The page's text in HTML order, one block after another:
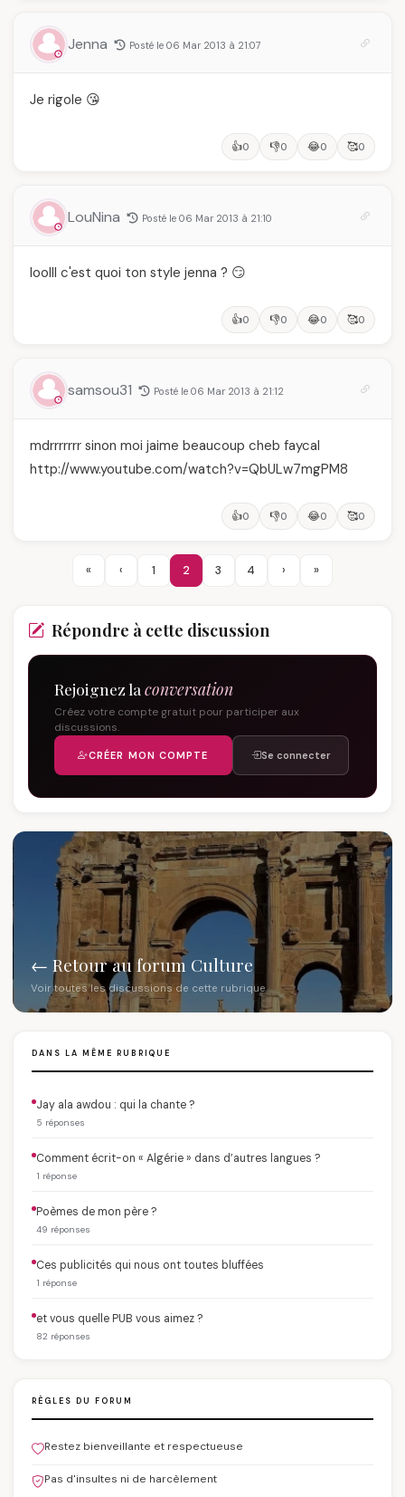
Jenna Posté le 06 Mar 2013 à 21:07
Je rigole 😘
👍0 👎0 😂0 🥰0
LouNina Posté le 06 Mar 2013 à 21:10
loolll c'est quoi ton style jenna ? 😏
👍0 👎0 😂0 🥰0
samsou31 Posté le 06 Mar 2013 à 21:12
mdrrrrrrr sinon moi jaime beaucoup cheb faycal
http://www.youtube.com/watch?v=QbULw7mgPM8
👍0 👎0 😂0 🥰0
« ‹ 1 2 3 4 › »
Répondre à cette discussion
Rejoignez la conversation
Créez votre compte gratuit pour participer aux
discussions.
CRÉER MON COMPTE Se connecter
← Retour au forum Culture
Voir toutes les discussions de cette rubrique
DANS LA MÊME RUBRIQUE
Jay ala awdou : qui la chante ?
5 réponses
Comment écrit-on « Algérie » dans d’autres langues ?
1 réponse
Poèmes de mon père ?
49 réponses
Ces publicités qui nous ont toutes bluffées
1 réponse
et vous quelle PUB vous aimez ?
82 réponses
RÈGLES DU FORUM
Restez bienveillante et respectueuse
Pas d'insultes ni de harcèlement